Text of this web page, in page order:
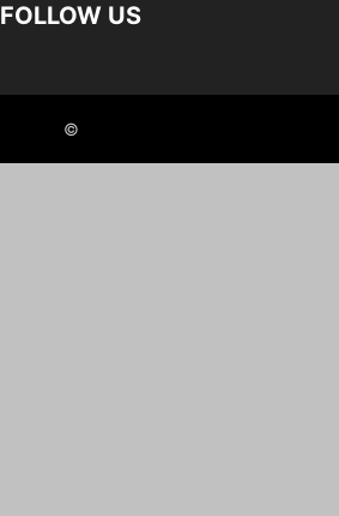
FOLLOW US
©